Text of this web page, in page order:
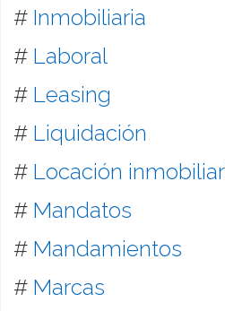
# Inmobiliaria
# Laboral
# Leasing
# Liquidación
# Locación
# Mandatos
# Mandamientos
# Marcas